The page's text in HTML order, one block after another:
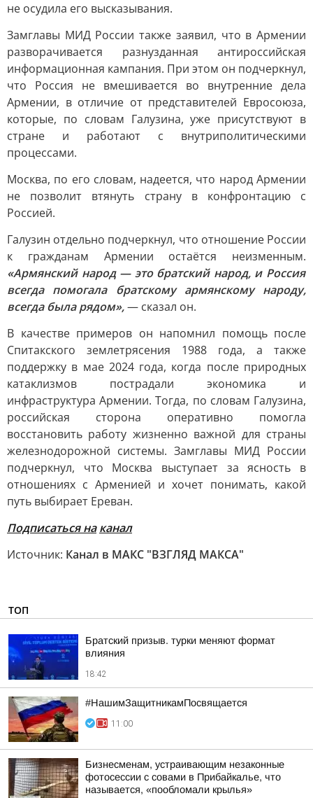
не осудила его высказывания.
Замглавы МИД России также заявил, что в Армении
разворачивается разнузданная антироссийская
информационная кампания. При этом он подчеркнул,
что Россия не вмешивается во внутренние дела
Армении, в отличие от представителей Евросоюза,
которые, по словам Галузина, уже присутствуют в
стране и работают с внутриполитическими
процессами.
Москва, по его словам, надеется, что народ Армении
не позволит втянуть страну в конфронтацию с
Россией.
Галузин отдельно подчеркнул, что отношение России
к гражданам Армении остаётся неизменным.
«Армянский народ — это братский народ, и Россия
всегда помогала братскому армянскому народу,
всегда была рядом»,— сказал он.
В качестве примеров он напомнил помощь после
Спитакского землетрясения 1988 года, а также
поддержку в мае 2024 года, когда после природных
катаклизмов пострадали экономика и
инфраструктура Армении. Тогда, по словам Галузина,
российская сторона оперативно помогла
восстановить работу жизненно важной для страны
железнодорожной системы. Замглавы МИД России
подчеркнул, что Москва выступает за ясность в
отношениях с Арменией и хочет понимать, какой
путь выбирает Ереван.
Подписаться на канал
Источник: Канал в МАКС "ВЗГЛЯД МАКСА"
ТОП
Братский призыв. турки меняют формат
влияния
18:42
#НашимЗащитникамПосвящается
11:00
Бизнесменам, устраивающим незаконные
фотосессии с совами в Прибайкалье, что
называется, «пообломали крылья»